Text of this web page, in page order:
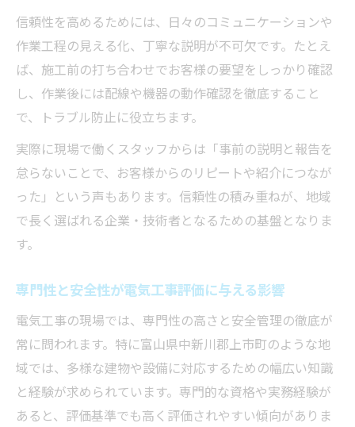
電気工事で求められるスキルと姿勢を探る
電気工事評価基準で重視される主なスキル
協調性と責任感が電気工事現場で評価され
る理由
電気工事士に不可欠な安全意識と判断力と
は
現場で伸ばしたい電気工事の専門能力一覧
電気工事士を目指す人のための姿勢の磨き
電気工事実践力を高める日々の取り組み方
現場評価向上に役立つ電気工事の実践例
電気工事士同士で切磋琢磨する意義を解説
評価基準を超える電気工事の学び直し法
現場力を養うための電気工事経験の積み方
信頼性を高めるためには、日々のコミュニケーションや
作業工程の見える化、丁寧な説明が不可欠です。たとえ
ば、施工前の打ち合わせでお客様の要望をしっかり確認
し、作業後には配線や機器の動作確認を徹底すること
で、トラブル防止に役立ちます。
実際に現場で働くスタッフからは「事前の説明と報告を
怠らないことで、お客様からのリピートや紹介につなが
った」という声もあります。信頼性の積み重ねが、地域
で長く選ばれる企業・技術者となるための基盤となりま
す。
専門性と安全性が電気工事評価に与える影響
電気工事の現場では、専門性の高さと安全管理の徹底が
常に問われます。特に富山県中新川郡上市町のような地
域では、多様な建物や設備に対応するための幅広い知識
と経験が求められています。専門的な資格や実務経験が
あると、評価基準でも高く評価されやすい傾向がありま